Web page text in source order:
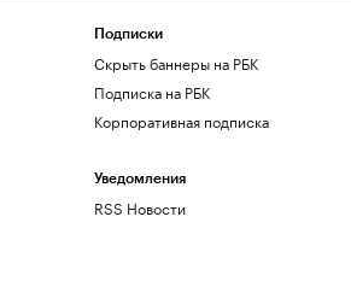
Подписки
Скрыть баннеры на РБК
Подписка на РБК
Корпоративная подписка
Уведомления
RSS Новости